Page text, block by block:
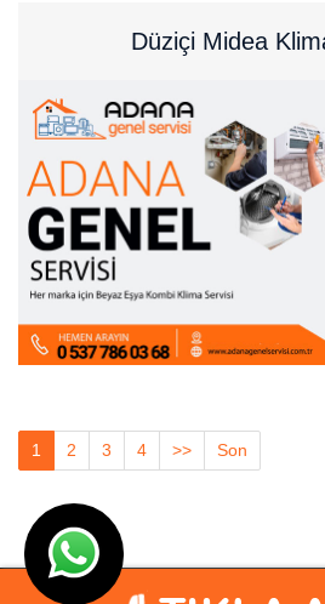
Düziçi Midea
1 2 3 4 >> Son